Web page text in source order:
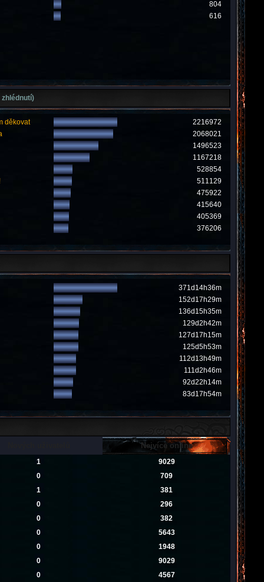
804
616
děkovat
2216972
2068021
1496523
1167218
528854
511129
475922
415640
405369
376206
371d14h36m
152d17h29m
136d15h35m
129d2h42m
127d17h15m
125d5h53m
112d13h49m
111d2h46m
92d22h14m
83d17h54m
Nejvíce online
1
9029
0
709
1
381
0
296
0
382
0
5643
0
1948
0
9029
0
4567